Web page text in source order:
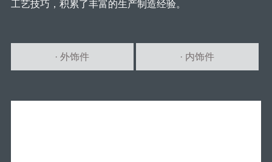
工艺技巧，积累了丰富的生产制造经验。
· 外饰件 · 内饰件